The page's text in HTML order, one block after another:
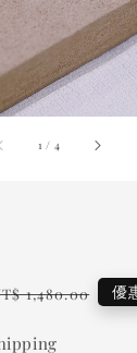
1 / 4
1,480.00 優